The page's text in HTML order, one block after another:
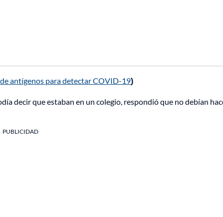
antígenos para detectar COVID-19)
decir que estaban en un colegio, respondió que no debían
PUBLICIDAD